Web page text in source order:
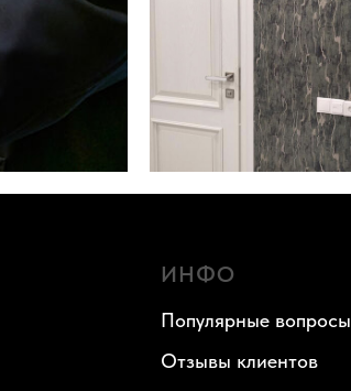
ИНФО
Популярные вопросы
Отзывы клиентов